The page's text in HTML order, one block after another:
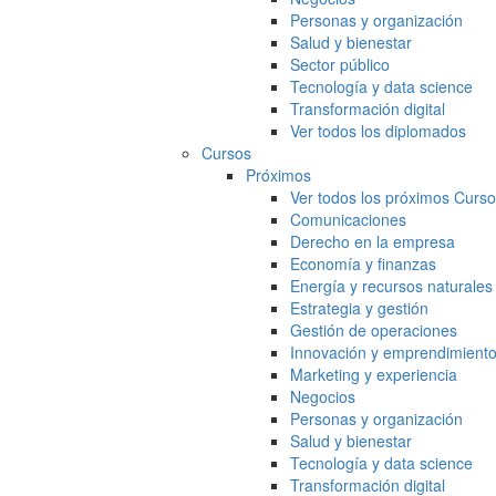
Personas y organización
Salud y bienestar
Sector público
Tecnología y data science
Transformación digital
Ver todos los diplomados
Cursos
Próximos
Ver todos los próximos
Comunicaciones
Derecho en la empresa
Economía y finanzas
Energía y recursos naturales
Estrategia y gestión
Gestión de operaciones
Innovación y emprendimiento
Marketing y experiencia
Negocios
Personas y organización
Salud y bienestar
Tecnología y data science
Transformación digital